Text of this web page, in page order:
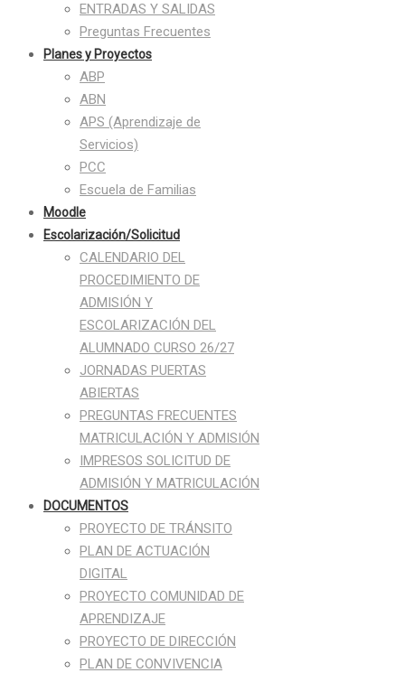
ENTRADAS Y SALIDAS
Preguntas Frecuentes
Planes y Proyectos
ABP
ABN
APS (Aprendizaje de
Servicios)
PCC
Escuela de Familias
Moodle
Escolarización/Solicitud
CALENDARIO DEL
PROCEDIMIENTO DE
ADMISIÓN Y
ESCOLARIZACIÓN DEL
ALUMNADO CURSO 26/27
JORNADAS PUERTAS
ABIERTAS
PREGUNTAS FRECUENTES
MATRICULACIÓN Y ADMISIÓN
IMPRESOS SOLICITUD DE
ADMISIÓN Y MATRICULACIÓN
DOCUMENTOS
PROYECTO DE TRÁNSITO
PLAN DE ACTUACIÓN
DIGITAL
PROYECTO COMUNIDAD DE
APRENDIZAJE
PROYECTO DE DIRECCIÓN
PLAN DE CONVIVENCIA